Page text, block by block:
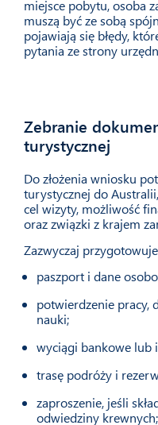
miejsce pobytu, osoba
muszą być ze sobą
pojawiają się błędy,
pytania ze strony
Zebranie
turystycznej
Do złożenia wniosku
turystycznej do
cel wizyty, możliwość
oraz związki z krajem
Zazwyczaj
paszport i dane
potwierdzenie pracy,
nauki;
wyciągi bankowe lub
trasę podróży i
zaproszenie, jeśli
odwiedziny krewnych;